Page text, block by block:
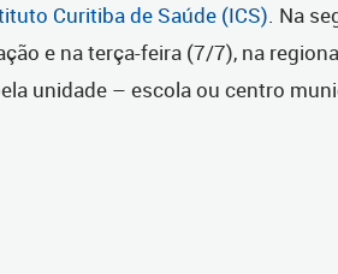
Curitiba de Saúde (ICS). Na
e na terça-feira (7/7), na
unidade – escola ou centro